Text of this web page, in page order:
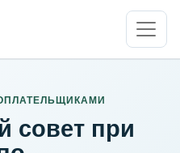
совет при